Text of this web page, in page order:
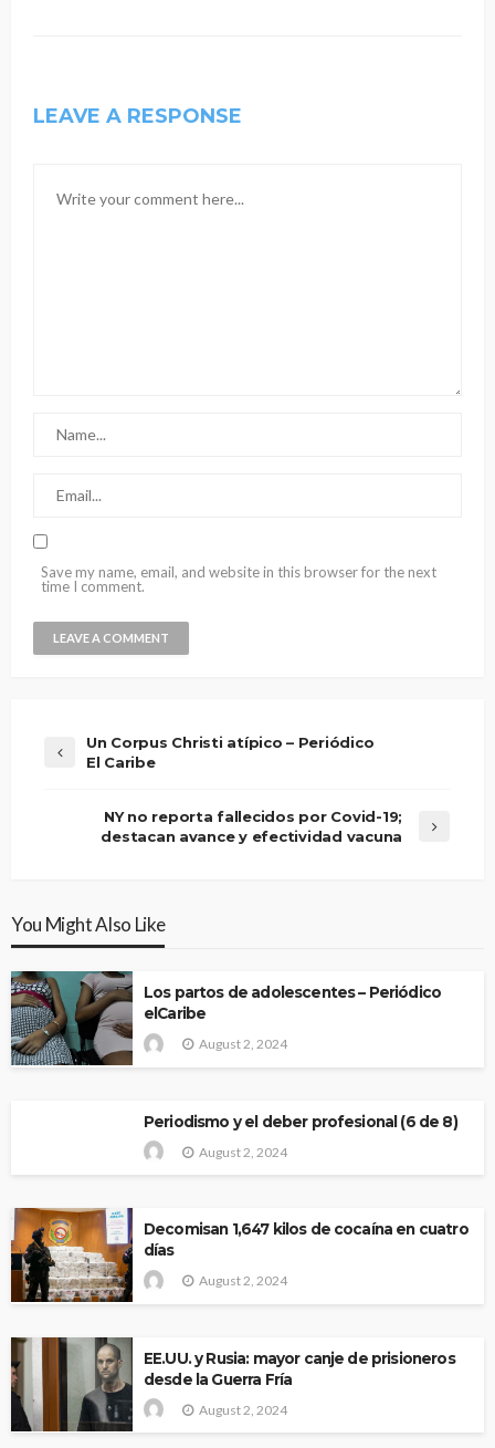
LEAVE A RESPONSE
Save my name, email, and website in this browser for the next
time I comment.
Un Corpus Christi atípico – Periódico
El Caribe
NY no reporta fallecidos por Covid-19;
destacan avance y efectividad vacuna
You Might Also Like
Los partos de adolescentes – Periódico
elCaribe
August 2, 2024
Periodismo y el deber profesional (6 de 8)
August 2, 2024
Decomisan 1,647 kilos de cocaína en cuatro
días
August 2, 2024
EE.UU. y Rusia: mayor canje de prisioneros
desde la Guerra Fría
August 2, 2024